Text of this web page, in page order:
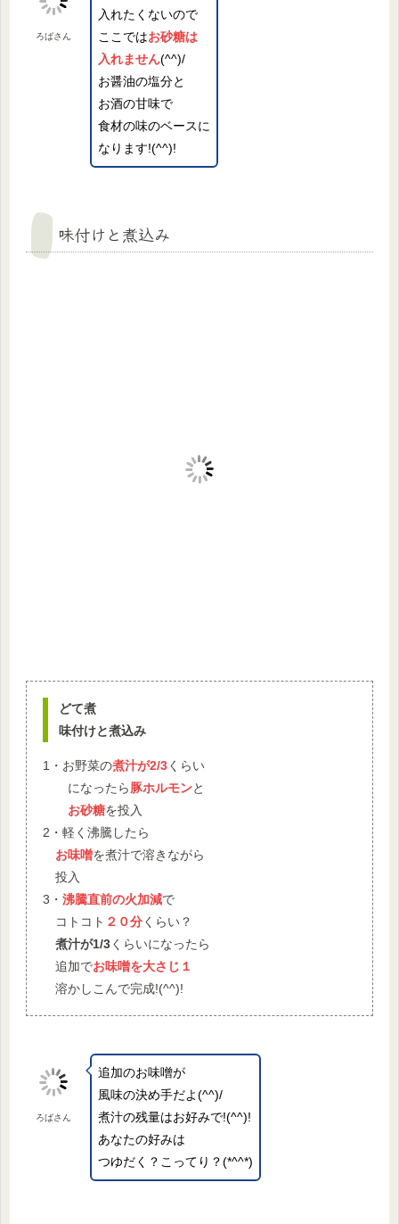
ろばさん
入れたくないので
ここではお砂糖は
入れません(^^)/
お醤油の塩分と
お酒の甘味で
食材の味のベースに
なります!(^^)!
味付けと煮込み
どて煮
味付けと煮込み
1・お野菜の煮汁が2/3くらい
になったら豚ホルモンと
お砂糖を投入
2・軽く沸騰したら
お味噌を煮汁で溶きながら
投入
3・ 沸騰直前の火加減で
コトコト ２０分くらい？
煮汁が1/3くらいになったら
追加でお味噌を大さじ１
溶かしこんで完成!(^^)!
ろばさん
追加のお味噌が
風味の決め手だよ(^^)/
煮汁の残量はお好みで!(^^)!
あなたの好みは
つゆだく？こってり？(*^^*)